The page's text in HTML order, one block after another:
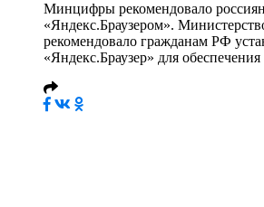
Минцифры рекомендовало
«Яндекс.Браузером».
рекомендовало гражданам РФ
«Яндекс.Браузер» для